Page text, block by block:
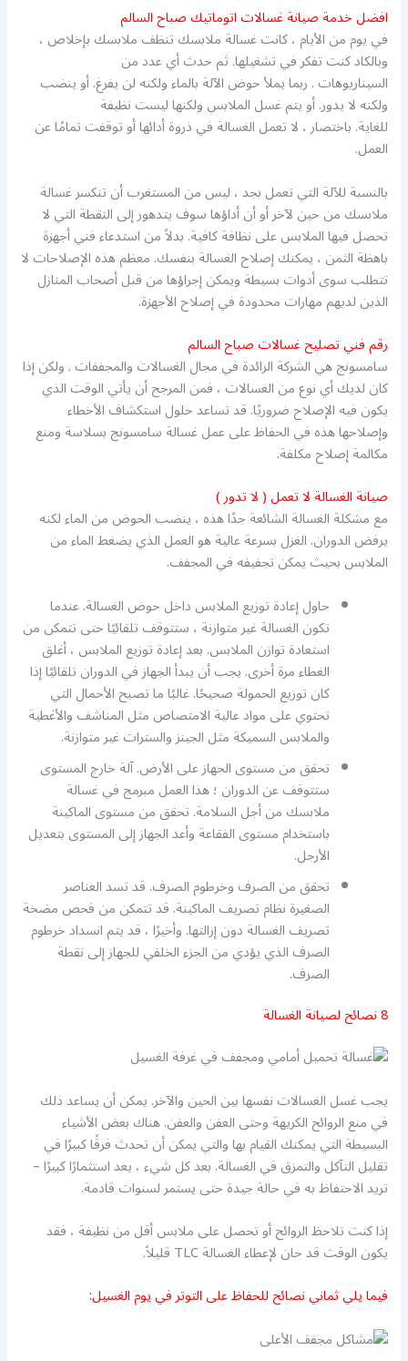
افضل خدمة صيانة غسالات اتوماتيك صباح السالم
في يوم من الأيام ، كانت غسالة ملابسك تنظف ملابسك بإخلاص ،
وبالكاد كنت تفكر في تشغيلها. ثم حدث أي عدد من
السيناريوهات . ربما يملأ حوض الآلة بالماء ولكنه لن يفرغ. أو ينضب
ولكنه لا يدور. أو يتم غسل الملابس ولكنها ليست نظيفة
للغاية. باختصار ، لا تعمل الغسالة في ذروة أدائها أو توقفت تمامًا عن
العمل.
بالنسبة للآلة التي تعمل بجد ، ليس من المستغرب أن تنكسر غسالة
ملابسك من حين لآخر أو أن أداؤها سوف يتدهور إلى النقطة التي لا
تحصل فيها الملابس على نظافة كافية. بدلاً من استدعاء فني أجهزة
باهظة الثمن ، يمكنك إصلاح الغسالة بنفسك. معظم هذه الإصلاحات لا
تتطلب سوى أدوات بسيطة ويمكن إجراؤها من قبل أصحاب المنازل
الذين لديهم مهارات محدودة في إصلاح الأجهزة.
رقم فني تصليح غسالات صباح السالم
سامسونج هي الشركة الرائدة في مجال الغسالات والمجففات . ولكن إذا
كان لديك أي نوع من الغسالات ، فمن المرجح أن يأتي الوقت الذي
يكون فيه الإصلاح ضروريًا. قد تساعد حلول استكشاف الأخطاء
وإصلاحها هذه في الحفاظ على عمل غسالة سامسونج بسلاسة ومنع
مكالمة إصلاح مكلفة.
صيانة الغسالة لا تعمل ( لا تدور )
مع مشكلة الغسالة الشائعة جدًا هذه ، ينضب الحوض من الماء لكنه
يرفض الدوران. الغزل بسرعة عالية هو العمل الذي يضغط الماء من
الملابس بحيث يمكن تجفيفه في المجفف.
حاول إعادة توزيع الملابس داخل حوض الغسالة. عندما
تكون الغسالة غير متوازنة ، ستتوقف تلقائيًا حتى تتمكن من
استعادة توازن الملابس. بعد إعادة توزيع الملابس ، أغلق
الغطاء مرة أخرى. يجب أن يبدأ الجهاز في الدوران تلقائيًا إذا
كان توزيع الحمولة صحيحًا. غالبًا ما تصبح الأحمال التي
تحتوي على مواد عالية الامتصاص مثل المناشف والأغطية
والملابس السميكة مثل الجينز والسترات غير متوازنة.
تحقق من مستوى الجهاز على الأرض. آلة خارج المستوى
ستتوقف عن الدوران ؛ هذا العمل مبرمج في غسالة
ملابسك من أجل السلامة. تحقق من مستوى الماكينة
باستخدام مستوى الفقاعة وأعد الجهاز إلى المستوى بتعديل
الأرجل.
تحقق من الصرف وخرطوم الصرف. قد تسد العناصر
الصغيرة نظام تصريف الماكينة. قد تتمكن من فحص مضخة
تصريف الغسالة دون إزالتها. وأخيرًا ، قد يتم انسداد خرطوم
الصرف الذي يؤدي من الجزء الخلفي للجهاز إلى نقطة
الصرف.
8 نصائح لصيانة الغسالة
يجب غسل الغسالات نفسها بين الحين والآخر. يمكن أن يساعد ذلك
في منع الروائح الكريهة وحتى العفن والعفن. هناك بعض الأشياء
البسيطة التي يمكنك القيام بها والتي يمكن أن تحدث فرقًا كبيرًا في
تقليل التآكل والتمزق في الغسالة. بعد كل شيء ، يعد استثمارًا كبيرًا –
تريد الاحتفاظ به في حالة جيدة حتى يستمر لسنوات قادمة.
إذا كنت تلاحظ الروائح أو تحصل على ملابس أقل من نظيفة ، فقد
يكون الوقت قد حان لإعطاء الغسالة TLC قليلاً.
فيما يلي ثماني نصائح للحفاظ على التوتر في يوم الغسيل: